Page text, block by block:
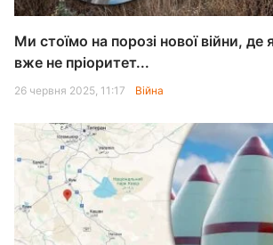
Ми стоїмо на порозі нової війни, де
вже не пріоритет...
26 червня 2025, 11:17 Війна